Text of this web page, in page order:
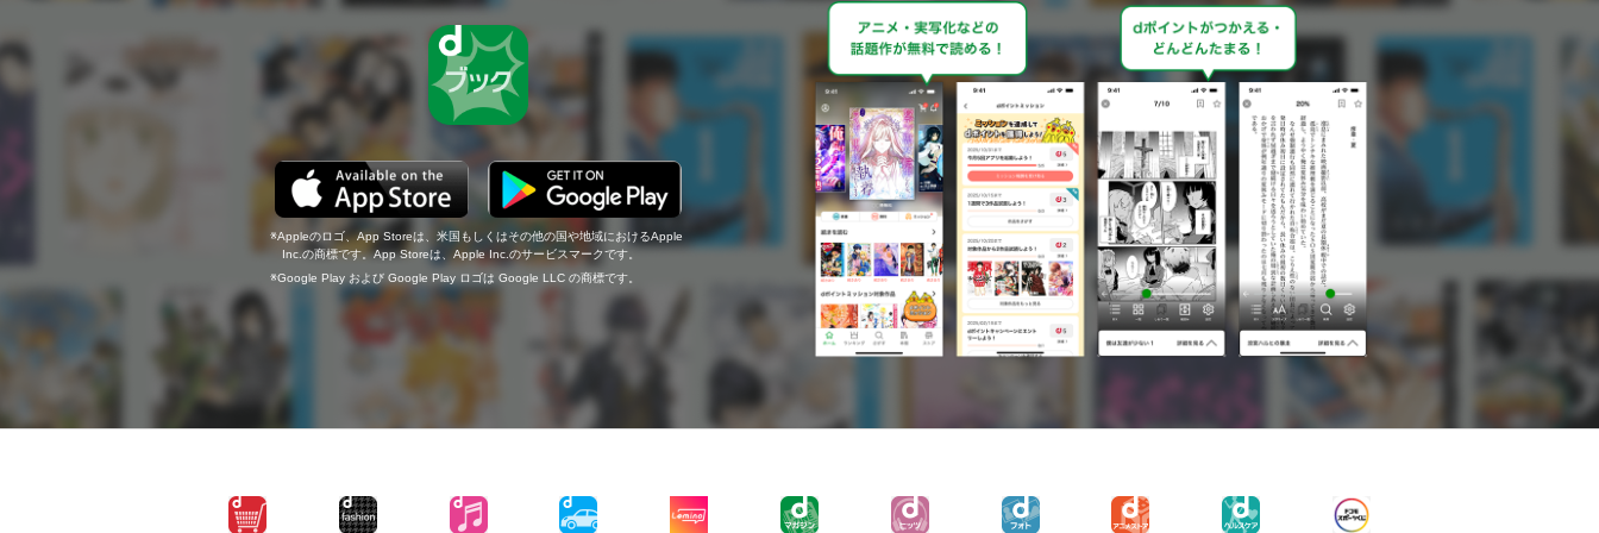
Appleのロゴ、App Storeは、米国もしくはその他の国や地域におけるApple
Inc.の商標です。App Storeは、Apple Inc.のサービスマークです。
Google Play および Google Play ロゴは Google LLC の商標です。